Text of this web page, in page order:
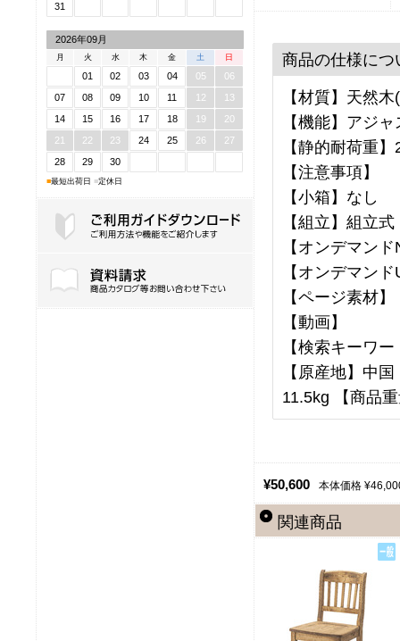
31
2026年09月
月 火 水 木 金 土 日
01 02 03 04 05
06
07
08 09 10 11 12
13
14
15 16 17 18 19
20
21
22 23 24 25 26
27
28
29 30
■最短出荷日 ■定休日
商品の仕様につ
【材質】天然
【機能】アジ
【静的耐荷重
【注意事項】
【小箱】なし
【組立】組立式
【オンデマン
【オンデマン
【ページ素材】
【動画】
【検索キーワ
【原産地】中
11.5kg 【商品
¥50,600 本体価格
関連商品